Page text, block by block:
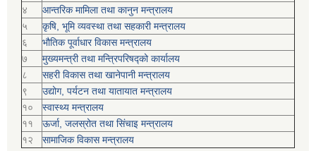
४
आन्तरिक मामिला तथा कानुन मन्त्रालय
५
कृषि, भूमि व्यवस्था तथा सहकारी मन्त्रालय
६
भौतिक पूर्वाधार विकास मन्त्रालय
७
मुख्यमन्त्री तथा मन्त्रिपरिषद्को कार्यालय
८
सहरी विकास तथा खानेपानी मन्त्रालय
९
उद्योग, पर्यटन तथा यातायात मन्त्रालय
१०
स्वास्थ्य मन्त्रालय
११
ऊर्जा, जलस्रोत तथा सिंचाइ मन्त्रालय
१२
सामाजिक विकास मन्‍‍त्रालय